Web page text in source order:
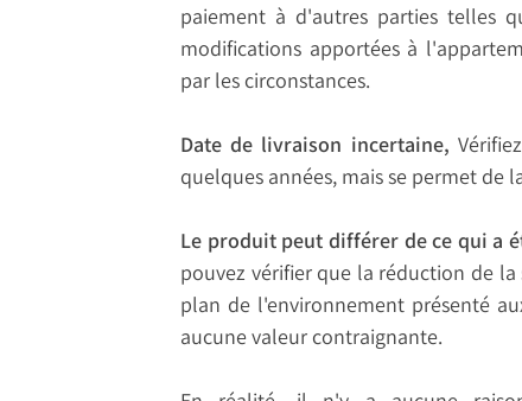
paiement à d'autres parties telles
modifications apportées à
par les circonstances.
Date de livraison incertaine,
quelques années, mais se permet de
Le produit peut différer de ce qui a
pouvez vérifier que la réduction de
plan de l'environnement présenté
aucune valeur contraignante.